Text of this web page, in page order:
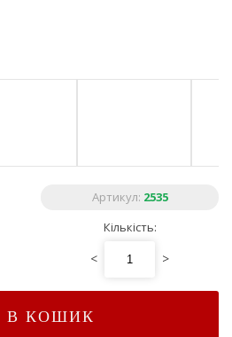
Артикул: 2535
Кількість:
< >
В КОШИК